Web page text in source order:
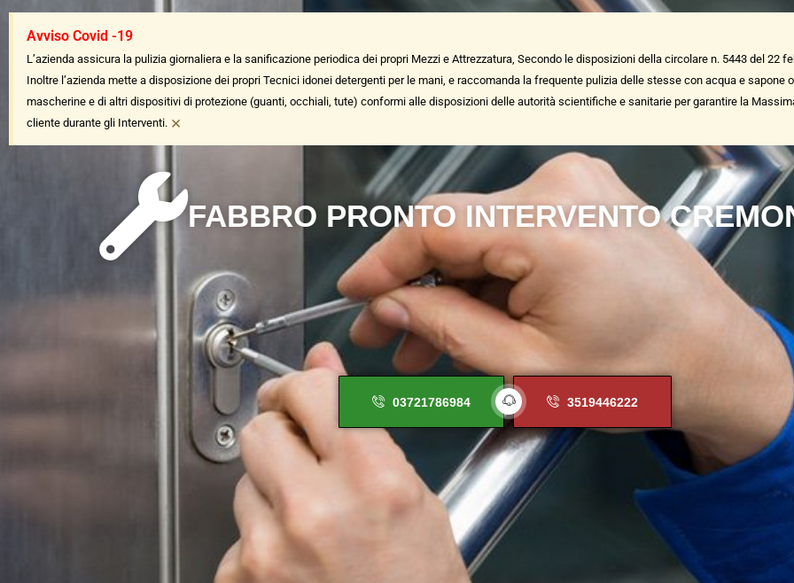
Avviso Covid -19
L’azienda assicura la pulizia giornaliera e la sanificazione periodica dei propri Mezzi e Attrezzatura, Secondo le disposizioni della circolare n. 5443 del 22
Inoltre l’azienda mette a disposizione dei propri Tecnici idonei detergenti per le mani, e raccomanda la frequente pulizia delle stesse con acqua e sapone
mascherine e di altri dispositivi di protezione (guanti, occhiali, tute) conformi alle disposizioni delle autorità scientifiche e sanitarie per garantire la
cliente durante gli Interventi. ×
FABBRO PRONTO INTERVENTO CREMO
03721786984 3519446222